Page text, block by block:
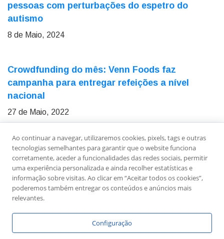
pessoas com perturbações do espetro do
autismo
8 de Maio, 2024
Crowdfunding do mês: Venn Foods faz
campanha para entregar refeições a nível
nacional
27 de Maio, 2022
Sobre Nós Ficha Técnica
Estatuto Editorial
Política de Privacidade
Contactos Newsletter
Ao continuar a navegar, utilizaremos cookies, pixels, tags e outras
tecnologias semelhantes para garantir que o website funciona
corretamente, aceder a funcionalidades das redes sociais, permitir
uma experiência personalizada e ainda recolher estatísticas e
informação sobre visitas. Ao clicar em “Aceitar todos os cookies”,
poderemos também entregar os conteúdos e anúncios mais
relevantes.
Configuração